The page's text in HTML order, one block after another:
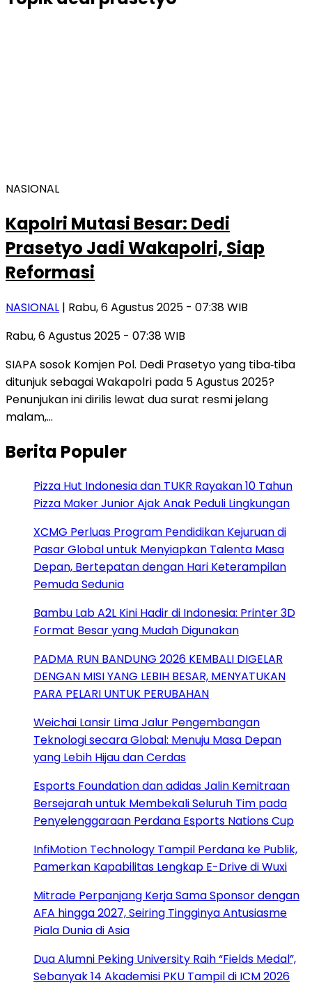
NASIONAL
Kapolri Mutasi Besar: Dedi
Prasetyo Jadi Wakapolri, Siap
Reformasi
NASIONAL | Rabu, 6 Agustus 2025 - 07:38 WIB
Rabu, 6 Agustus 2025 - 07:38 WIB
SIAPA sosok Komjen Pol. Dedi Prasetyo yang tiba‑tiba
ditunjuk sebagai Wakapolri pada 5 Agustus 2025?
Penunjukan ini dirilis lewat dua surat resmi jelang
malam,…
Berita Populer
Pizza Hut Indonesia dan TUKR Rayakan 10 Tahun
Pizza Maker Junior Ajak Anak Peduli Lingkungan
XCMG Perluas Program Pendidikan Kejuruan di
Pasar Global untuk Menyiapkan Talenta Masa
Depan, Bertepatan dengan Hari Keterampilan
Pemuda Sedunia
Bambu Lab A2L Kini Hadir di Indonesia: Printer 3D
Format Besar yang Mudah Digunakan
PADMA RUN BANDUNG 2026 KEMBALI DIGELAR
DENGAN MISI YANG LEBIH BESAR, MENYATUKAN
PARA PELARI UNTUK PERUBAHAN
Weichai Lansir Lima Jalur Pengembangan
Teknologi secara Global: Menuju Masa Depan
yang Lebih Hijau dan Cerdas
Esports Foundation dan adidas Jalin Kemitraan
Bersejarah untuk Membekali Seluruh Tim pada
Penyelenggaraan Perdana Esports Nations Cup
InfiMotion Technology Tampil Perdana ke Publik,
Pamerkan Kapabilitas Lengkap E-Drive di Wuxi
Mitrade Perpanjang Kerja Sama Sponsor dengan
AFA hingga 2027, Seiring Tingginya Antusiasme
Piala Dunia di Asia
Dua Alumni Peking University Raih “Fields Medal”,
Sebanyak 14 Akademisi PKU Tampil di ICM 2026